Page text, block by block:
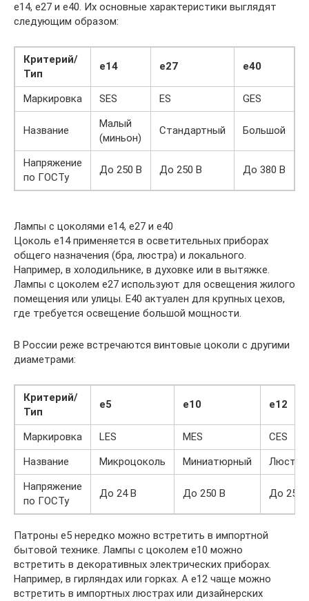
e14, е27 и е40. Их основные характеристики выглядят
следующим образом:
Критерий/
Тип
е14 е27 е40
Маркировка SES ES GES
Название
Малый
(миньон)
Стандартный Большой
Напряжение
по ГОСТу
До 250 В До 250 В До 380 В
Лампы с цоколями е14, е27 и е40
Цоколь е14 применяется в осветительных приборах
общего назначения (бра, люстра) и локального.
Например, в холодильнике, в духовке или в вытяжке.
Лампы с цоколем е27 используют для освещения жилого
помещения или улицы. Е40 актуален для крупных цехов,
где требуется освещение большой мощности.
В России реже встречаются винтовые цоколи с другими
диаметрами:
Критерий/
Тип
е5 е10 е12
Маркировка LES MES
CES
Название
Микроцоколь Миниатюрный
Напряжение
по ГОСТу
До 24 В До 250 В До 250
Патроны е5 нередко можно встретить в импортной
бытовой технике. Лампы с цоколем е10 можно
встретить в декоративных электрических приборах.
Например, в гирляндах или горках. А е12 чаще можно
встретить в импортных люстрах или дизайнерских